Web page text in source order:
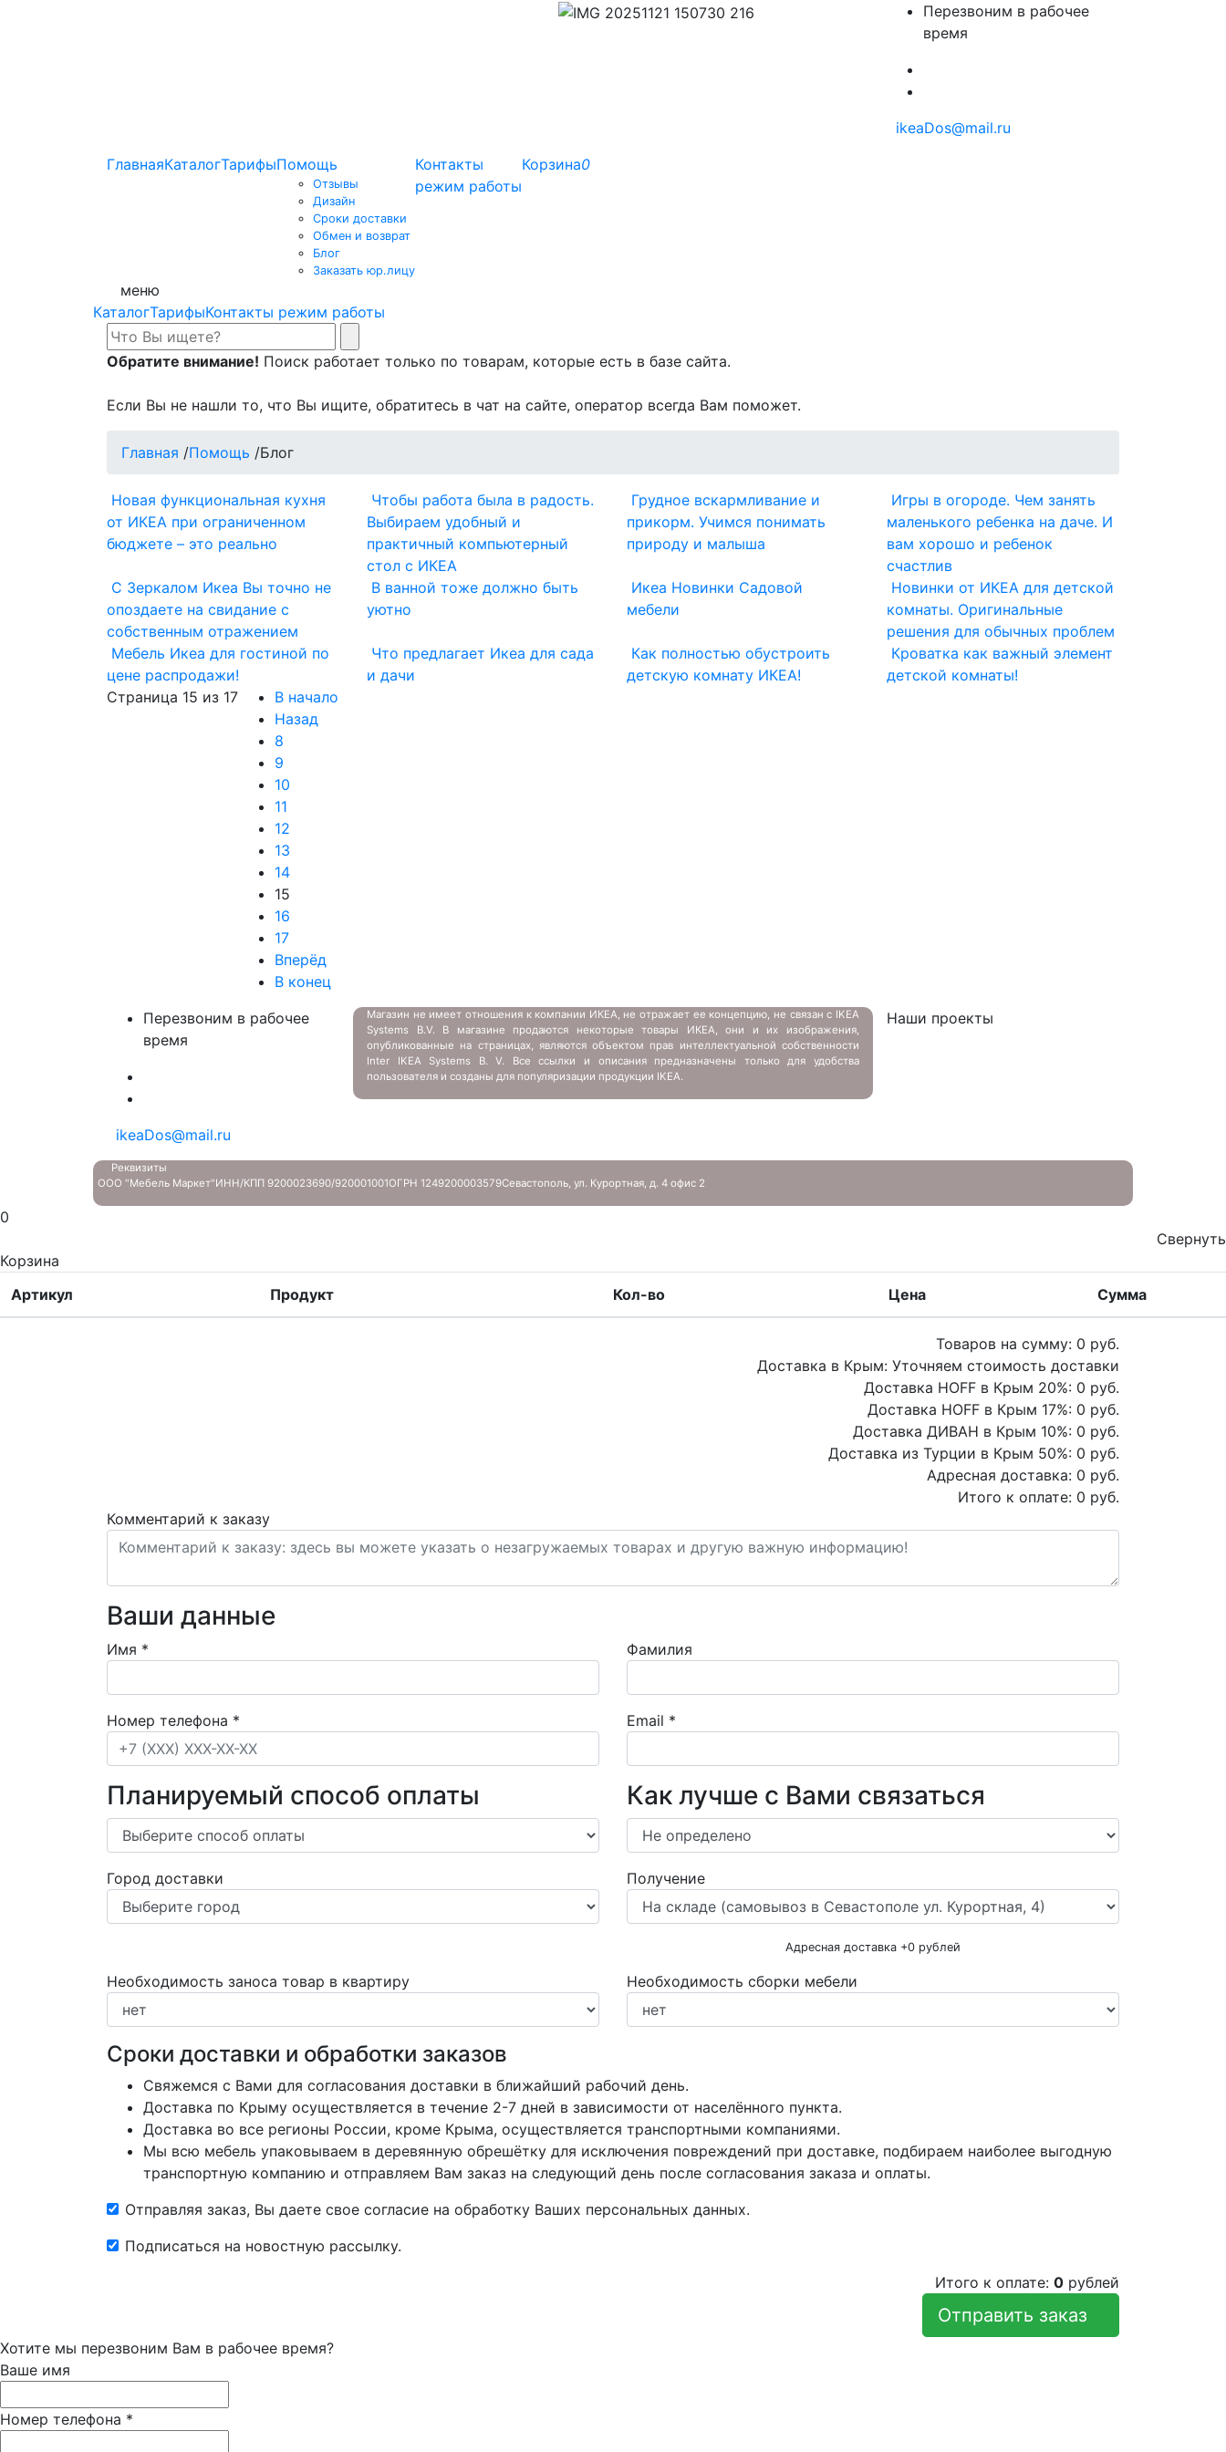
Перезвоним в рабочее
время
ikeaDos@mail.ru
ГлавнаяКаталогТарифыПомощь
Отзывы
Дизайн
Сроки доставки
Обмен и возврат
Блог
Заказать юр.лицу
Контакты
режим работы
Корзина0
меню
КаталогТарифыКонтакты режим работы
Обратите внимание! Поиск работает только по товарам, которые есть в базе сайта.
Если Вы не нашли то, что Вы ищите, обратитесь в чат на сайте, оператор всегда Вам поможет.
Главная /Помощь /Блог
Новая функциональная кухня
от ИКЕА при ограниченном
бюджете – это реально
Чтобы работа была в радость.
Выбираем удобный и
практичный компьютерный
стол с ИКЕА
Грудное вскармливание и
прикорм. Учимся понимать
природу и малыша
Игры в огороде. Чем занять
маленького ребенка на даче. И
вам хорошо и ребенок
счастлив
С Зеркалом Икеа Вы точно не
опоздаете на свидание с
собственным отражением
В ванной тоже должно быть
уютно
Икеа Новинки Садовой
мебели
Новинки от ИКЕА для детской
комнаты. Оригинальные
решения для обычных проблем
Мебель Икеа для гостиной по
цене распродажи!
Что предлагает Икеа для сада
и дачи
Как полностью обустроить
детскую комнату ИКЕА!
Кроватка как важный элемент
детской комнаты!
Страница 15 из 17
В начало
Назад
8
9
10
11
12
13
14
15
16
17
Вперёд
В конец
Перезвоним в рабочее
время
ikeaDos@mail.ru
Магазин не имеет отношения к компании ИКЕА, не отражает ее концепцию, не связан с IKEA
Systems B.V. В магазине продаются некоторые товары ИКЕА, они и их изображения,
опубликованные на страницах, являются объектом прав интеллектуальной собственности
Inter IKEA Systems B. V. Все ссылки и описания предназначены только для удобства
пользователя и созданы для популяризации продукции IKEA.
Наши проекты
Реквизиты
ООО "Мебель Маркет"ИНН/КПП 9200023690/920001001ОГРН 1249200003579Севастополь, ул. Курортная, д. 4 офис 2
0
Свернуть
Корзина
Артикул
Продукт Кол-во Цена Сумма
Товаров на сумму: 0 руб.
Доставка в Крым: Уточняем стоимость доставки
Доставка HOFF в Крым 20%: 0 руб.
Доставка HOFF в Крым 17%: 0 руб.
Доставка ДИВАН в Крым 10%: 0 руб.
Доставка из Турции в Крым 50%: 0 руб.
Адресная доставка: 0 руб.
Итого к оплате: 0 руб.
Комментарий к заказу
Ваши данные
Имя * Фамилия
Номер телефона * Email *
Планируемый способ оплаты Как лучше с Вами связаться
Город доставки Получение
Адресная доставка +0 рублей
Необходимость заноса товар в квартиру Необходимость сборки мебели
Сроки доставки и обработки заказов
Свяжемся с Вами для согласования доставки в ближайший рабочий день.
Доставка по Крыму осуществляется в течение 2-7 дней в зависимости от населённого пункта.
Доставка во все регионы России, кроме Крыма, осуществляется транспортными компаниями.
Мы всю мебель упаковываем в деревянную обрешётку для исключения повреждений при доставке, подбираем наиболее выгодную
транспортную компанию и отправляем Вам заказ на следующий день после согласования заказа и оплаты.
Отправляя заказ, Вы даете свое согласие на обработку Ваших персональных данных.
Подписаться на новостную рассылку.
Итого к оплате: 0 рублей
Хотите мы перезвоним Вам в рабочее время?
Ваше имя
Номер телефона *